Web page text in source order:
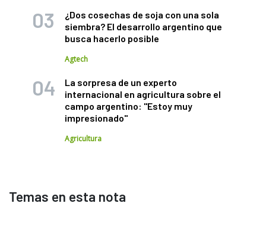
¿Dos cosechas de soja con una sola
siembra? El desarrollo argentino que
busca hacerlo posible
Agtech
La sorpresa de un experto
internacional en agricultura sobre el
campo argentino: "Estoy muy
impresionado"
Agricultura
Temas en esta nota